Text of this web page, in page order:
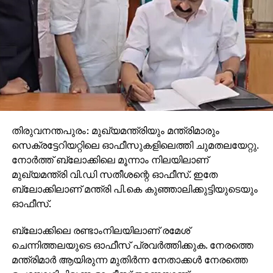
തിരുവനന്തപുരം: മുഖ്യമന്ത്രിയും മന്ത്രിമാരും
സെക്രട്ടേറിയറ്റിലെ ഓഫീസുകളിലെത്തി ചുമതലയേറ്റു.
നോര്‍ത്ത് ബ്ലോക്കിലെ മൂന്നാം നിലയിലാണ്
മുഖ്യമന്ത്രി വി.ഡി സതീശന്റെ ഓഫീസ്. ഇതേ
ബ്ലോക്കിലാണ് മന്ത്രി പി.കെ കുഞ്ഞാലിക്കുട്ടിയുടെയും
ഓഫീസ്.
ബ്ലോക്കിലെ രണ്ടാംനിലയിലാണ് രമേശ്
ചെന്നിത്തലയുടെ ഓഫീസ് പ്രവര്‍ത്തിക്കുക. നേരത്തെ
മന്ത്രിമാര്‍ ആയിരുന്ന മുതിര്‍ന്ന നേതാക്കള്‍ നേരത്തെ